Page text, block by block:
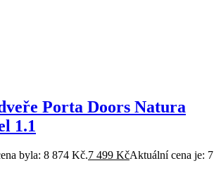
Porta Doors Natura
1.1
byla: 8 874 Kč.7 499 KčAktuální cena je: 7